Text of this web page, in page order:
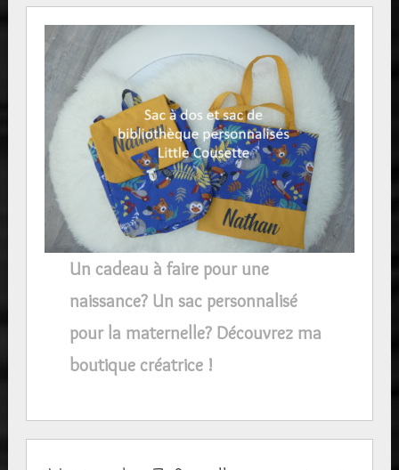
Un cadeau à faire pour une
naissance? Un sac personnalisé
pour la maternelle? Découvrez ma
boutique créatrice !